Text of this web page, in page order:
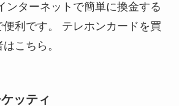
ンターネットで簡単に換金する
利です。
テレホンカードを買
こちら。
ッティ